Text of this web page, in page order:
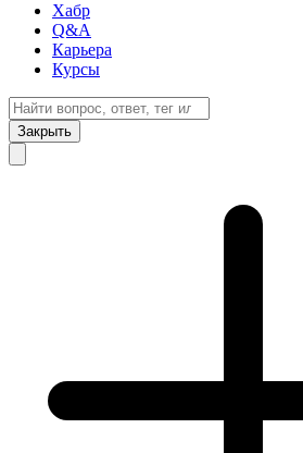
Хабр
Q&A
Карьера
Курсы
Закрыть